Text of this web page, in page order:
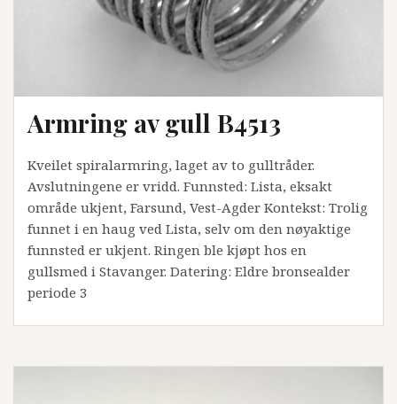
Armring av gull B4513
Kveilet spiralarmring, laget av to gulltråder.
Avslutningene er vridd. Funnsted: Lista, eksakt
område ukjent, Farsund, Vest-Agder Kontekst: Trolig
funnet i en haug ved Lista, selv om den nøyaktige
funnsted er ukjent. Ringen ble kjøpt hos en
gullsmed i Stavanger. Datering: Eldre bronsealder
periode 3